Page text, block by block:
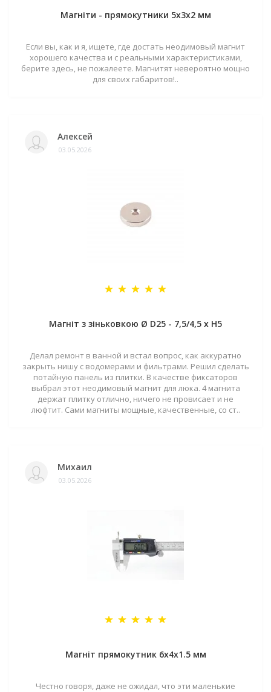
Магніти - прямокутники 5x3x2 мм
Если вы, как и я, ищете, где достать неодимовый магнит
хорошего качества и с реальными характеристиками,
берите здесь, не пожалеете. Магнитят невероятно мощно
для своих габаритов!..
Алексей
03.05.2026
Магніт з зіньковкою Ø D25 - 7,5/4,5 х H5
Делал ремонт в ванной и встал вопрос, как аккуратно
закрыть нишу с водомерами и фильтрами. Решил сделать
потайную панель из плитки. В качестве фиксаторов
выбрал этот неодимовый магнит для люка. 4 магнита
держат плитку отлично, ничего не провисает и не
люфтит. Сами магниты мощные, качественные, со ст..
Михаил
03.05.2026
Магніт прямокутник 6х4х1.5 мм
Честно говоря, даже не ожидал, что эти маленькие